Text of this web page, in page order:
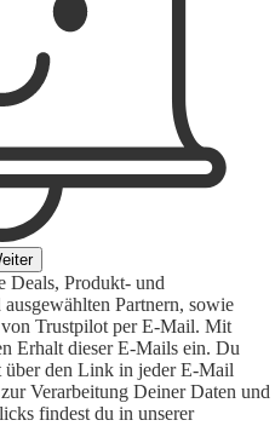
Deals, Produkt- und
Partnern, sowie
Trustpilot per E-Mail. Mit
Erhalt dieser E-Mails ein. Du
den Link in jeder E-Mail
Verarbeitung Deiner Daten und
findest du in unserer